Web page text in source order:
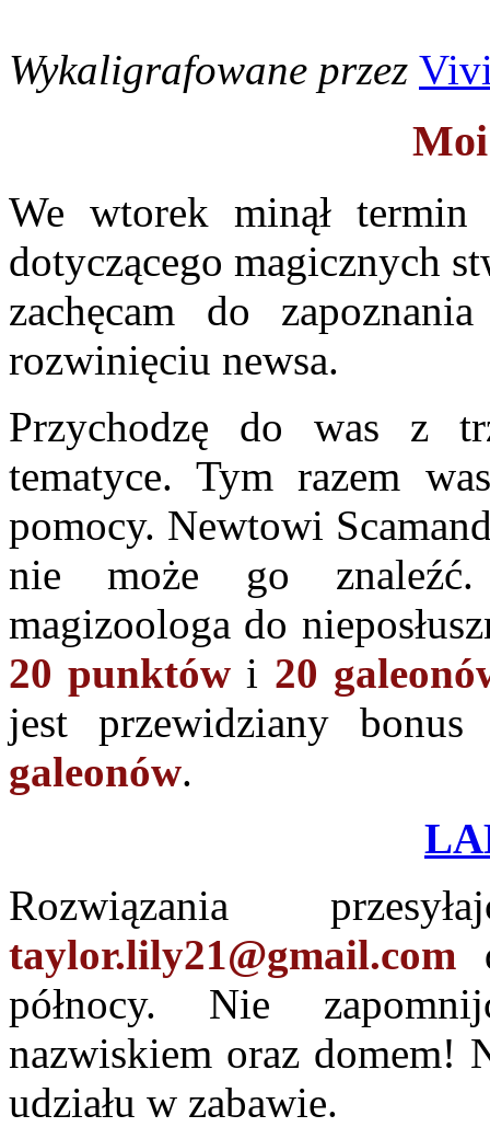
Wykaligrafowane przez
We wtorek minął termin
dotyczącego magicznych
zachęcam do
rozwinięciu newsa.
Przychodzę do was z
tematyce. Tym razem
pomocy. Newtowi
nie może go znaleźć.
magizoologa do
20 punktów i 20
jest przewidziany
galeonów.
Rozwiązania
taylor.lily21@gmail.com
północy. Nie
nazwiskiem oraz domem!
udziału w zabawie.